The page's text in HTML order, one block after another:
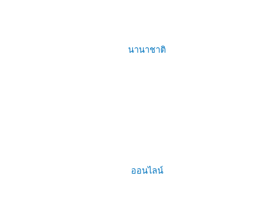
นานาชาติ
ออนไลน์